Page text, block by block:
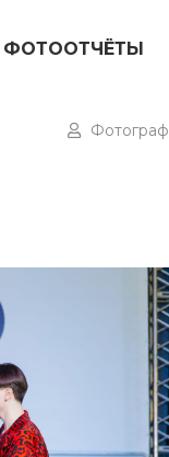
ФОТООТЧЁТЫ
Фотограф